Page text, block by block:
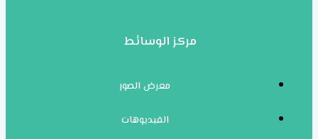
مركز الوسائط
معرض الصور
الفيديوهات